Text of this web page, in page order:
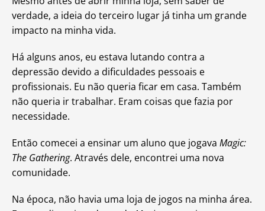
verdade, a ideia do terceiro lugar já tinha um grande
impacto na minha vida.
Há alguns anos, eu estava lutando contra a
depressão devido a dificuldades pessoais e
profissionais. Eu não queria ficar em casa. Também
não queria ir trabalhar. Eram coisas que fazia por
necessidade.
Então comecei a ensinar um aluno que jogava Magic:
The Gathering. Através dele, encontrei uma nova
comunidade.
Na época, não havia uma loja de jogos na minha área.